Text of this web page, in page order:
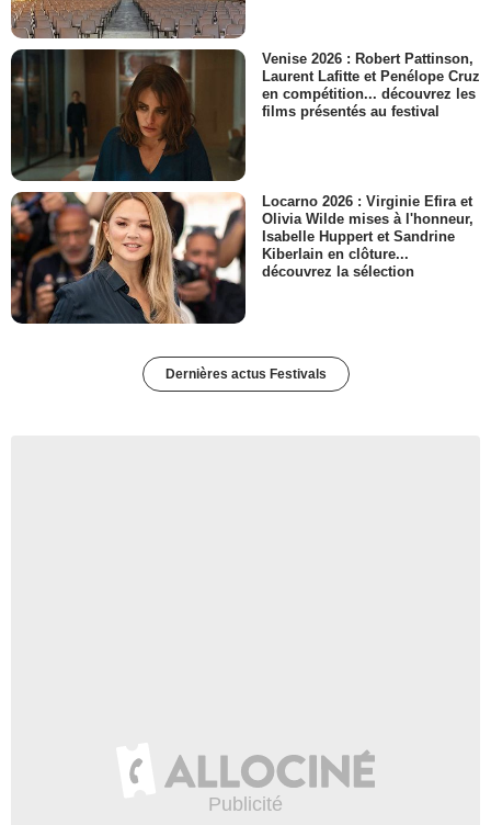
Venise 2026 : Robert Pattinson,
Laurent Lafitte et Penélope Cruz
en compétition... découvrez les
films présentés au festival
Locarno 2026 : Virginie Efira et
Olivia Wilde mises à l'honneur,
Isabelle Huppert et Sandrine
Kiberlain en clôture...
découvrez la sélection
Dernières actus Festivals